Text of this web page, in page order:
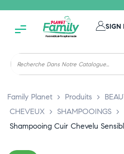
SIGN
Family Planet > Produits >
CHEVEUX > SHAMPOOINGS >
Shampooing Cuir Chevelu